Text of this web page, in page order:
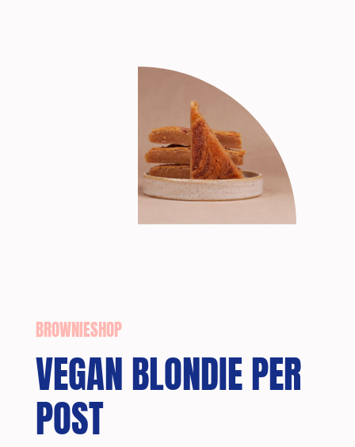
BROWNIESHOP
VEGAN BLONDIE PER
POST